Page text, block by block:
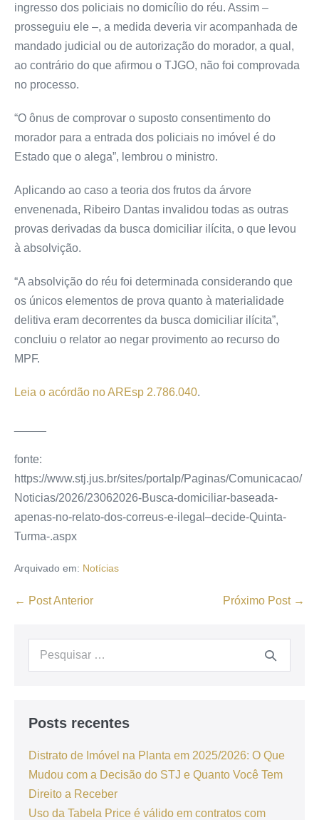
ingresso dos policiais no domicílio do réu. Assim –
prosseguiu ele –, a medida deveria vir acompanhada de
mandado judicial ou de autorização do morador, a qual,
ao contrário do que afirmou o TJGO, não foi comprovada
no processo.
“O ônus de comprovar o suposto consentimento do
morador para a entrada dos policiais no imóvel é do
Estado que o alega”, lembrou o ministro.
Aplicando ao caso a teoria dos frutos da árvore
envenenada, Ribeiro Dantas invalidou todas as outras
provas derivadas da busca domiciliar ilícita, o que levou
à absolvição.
“A absolvição do réu foi determinada considerando que
os únicos elementos de prova quanto à materialidade
delitiva eram decorrentes da busca domiciliar ilícita”,
concluiu o relator ao negar provimento ao recurso do
MPF.
Leia o acórdão no AREsp 2.786.040.
fonte:
https://www.stj.jus.br/sites/portalp/Paginas/Comunicacao/
Noticias/2026/23062026-Busca-domiciliar-baseada-
apenas-no-relato-dos-correus-e-ilegal–decide-Quinta-
Turma-.aspx
Arquivado em: Notícias
← Post Anterior Próximo Post →
Posts recentes
Distrato de Imóvel na Planta em 2025/2026: O Que
Mudou com a Decisão do STJ e Quanto Você Tem
Direito a Receber
Uso da Tabela Price é válido em contratos com